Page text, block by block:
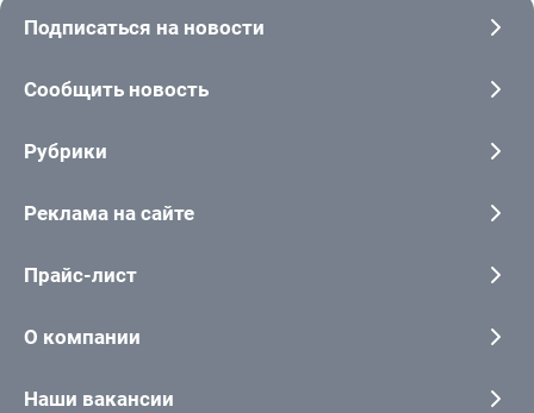
Подписаться на новости
Сообщить новость
Рубрики
Реклама на сайте
Прайс-лист
О компании
Наши вакансии